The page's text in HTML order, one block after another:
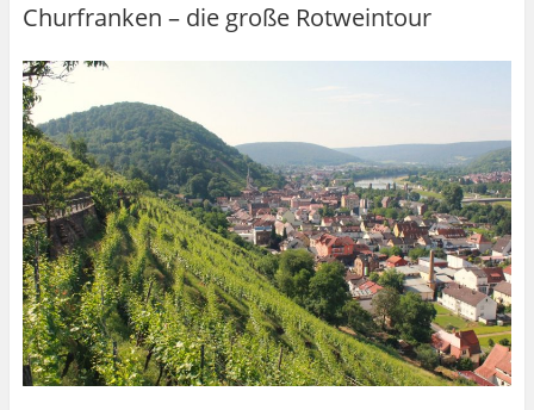
Churfranken – die große Rotweintour